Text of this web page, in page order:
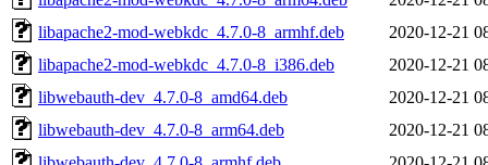
libapache2-mod-webkdc_4.7.0-8_armhf.deb
2020-12-21
libapache2-mod-webkdc_4.7.0-8_i386.deb
2020-12-21
libwebauth-dev_4.7.0-8_amd64.deb
2020-12-21
libwebauth-dev_4.7.0-8_arm64.deb
2020-12-21